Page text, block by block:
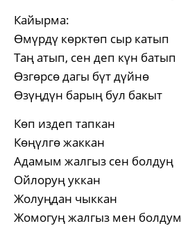
Кайырма:
Өмүрдү көрктөп сыр катып
Таң атып, сен деп күн батып
Өзгөрсө дагы бүт дүйнө
Өзүңдүн барың бул бакыт
Көп издеп тапкан
Көңүлгө жаккан
Адамым жалгыз сен болдуң
Ойлоруң уккан
Жолуңдан чыккан
Жомогуң жалгыз мен болдум